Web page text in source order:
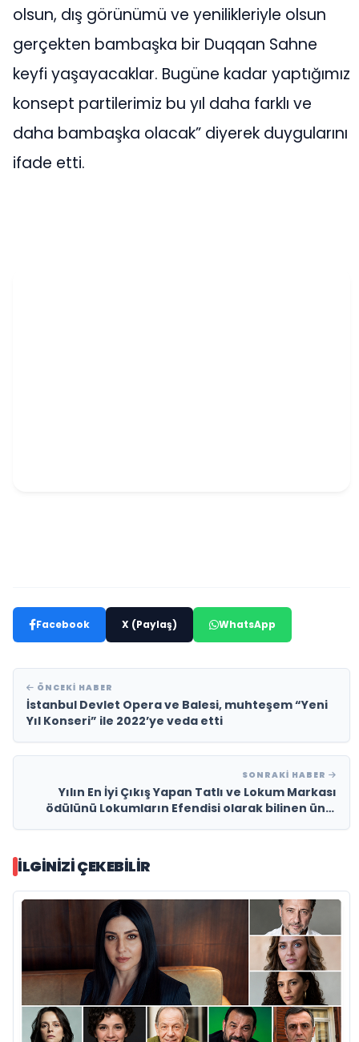
olsun, dış görünümü ve yenilikleriyle olsun
gerçekten bambaşka bir Duqqan Sahne
keyfi yaşayacaklar. Bugüne kadar yaptığımız
konsept partilerimiz bu yıl daha farklı ve
daha bambaşka olacak” diyerek duygularını
ifade etti.
Facebook X (Paylaş) WhatsApp
ÖNCEKI HABER
İstanbul Devlet Opera ve Balesi, muhteşem “Yeni
Yıl Konseri” ile 2022’ye veda etti
SONRAKI HABER
Yılın En İyi Çıkış Yapan Tatlı ve Lokum Markası
ödülünü Lokumların Efendisi olarak bilinen ünlü
İLGINIZI ÇEKEBILIR